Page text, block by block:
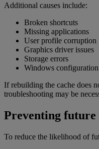
Additional causes include:
Broken shortcuts
Missing applications
User profile corruption
Graphics driver issues
Storage errors
Windows
If rebuilding the cache does
troubleshooting may be
Preventing future
To reduce the likelihood of